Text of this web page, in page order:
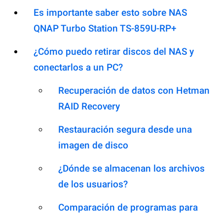
Es importante saber esto sobre NAS
QNAP Turbo Station TS-859U-RP+
¿Cómo puedo retirar discos del NAS y
conectarlos a un PC?
Recuperación de datos con Hetman
RAID Recovery
Restauración segura desde una
imagen de disco
¿Dónde se almacenan los archivos
de los usuarios?
Comparación de programas para